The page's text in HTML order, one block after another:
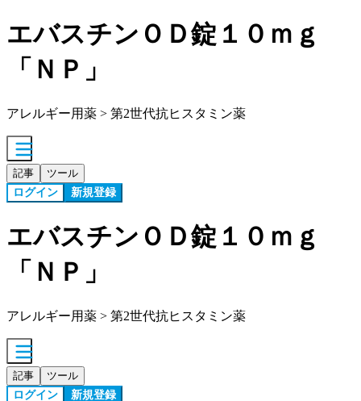
エバスチンＯＤ錠１０ｍｇ
「ＮＰ」
アレルギー用薬 > 第2世代抗ヒスタミン薬
記事 ツール
ログイン 新規登録
エバスチンＯＤ錠１０ｍｇ
「ＮＰ」
アレルギー用薬 > 第2世代抗ヒスタミン薬
記事 ツール
ログイン 新規登録